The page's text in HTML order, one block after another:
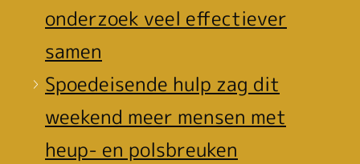
onderzoek veel effectiever
samen
Spoedeisende hulp zag dit
weekend meer mensen met
heup- en polsbreuken